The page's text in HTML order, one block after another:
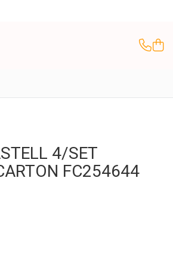
4/SET
FC254644